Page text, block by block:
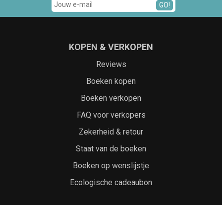
GO!
KOPEN & VERKOPEN
Reviews
Boeken kopen
Boeken verkopen
FAQ voor verkopers
Zekerheid & retour
Staat van de boeken
Boeken op wenslijstje
Ecologische cadeaubon